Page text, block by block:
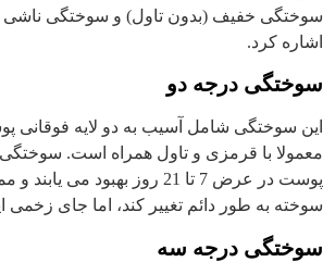
سوختگی خفیف (بدون تاول) و سوختگی
اشاره کرد.
سوختگی درجه دو
این سوختگی شامل آسیب به دو لایه
معمولا با قرمزی و تاول همراه است.
پوست در عرض 7 تا 21 روز بهبود
سوخته به طور دائم تغییر کند، اما جای زخمی
سوختگی درجه سه